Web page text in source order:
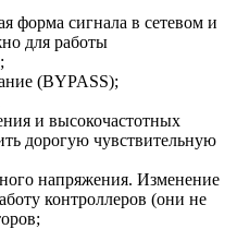
форма сигнала в сетевом и
для работы
(BYPASS);
и высокочастотных
дорогую чувствительную
напряжения. Изменение
контроллеров (они не